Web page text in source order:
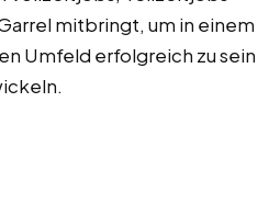
mitbringt, um in einem
Umfeld erfolgreich zu sein